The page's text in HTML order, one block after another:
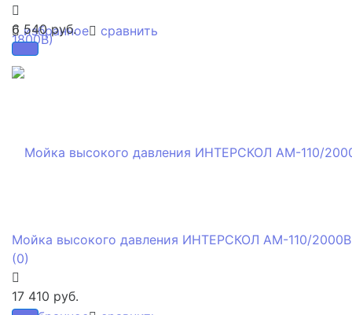
избранное сравнить
6 540 руб.
Мойка высокого давления ИНТЕРСКОЛ АМ-110/2000В
(0)
17 410 руб.